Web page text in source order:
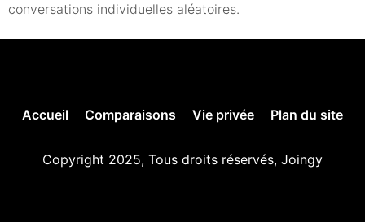
conversations individuelles aléatoires.
Accueil Comparaisons Vie privée Plan du site
Copyright 2025, Tous droits réservés, Joingy